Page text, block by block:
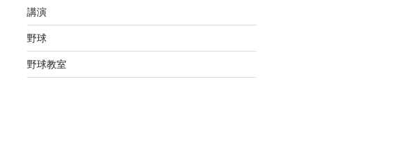
講演
野球
野球教室